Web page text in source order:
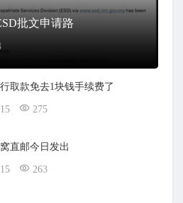
批文申请路
取款免去1块钱手续费了
275
直邮今日发出
263